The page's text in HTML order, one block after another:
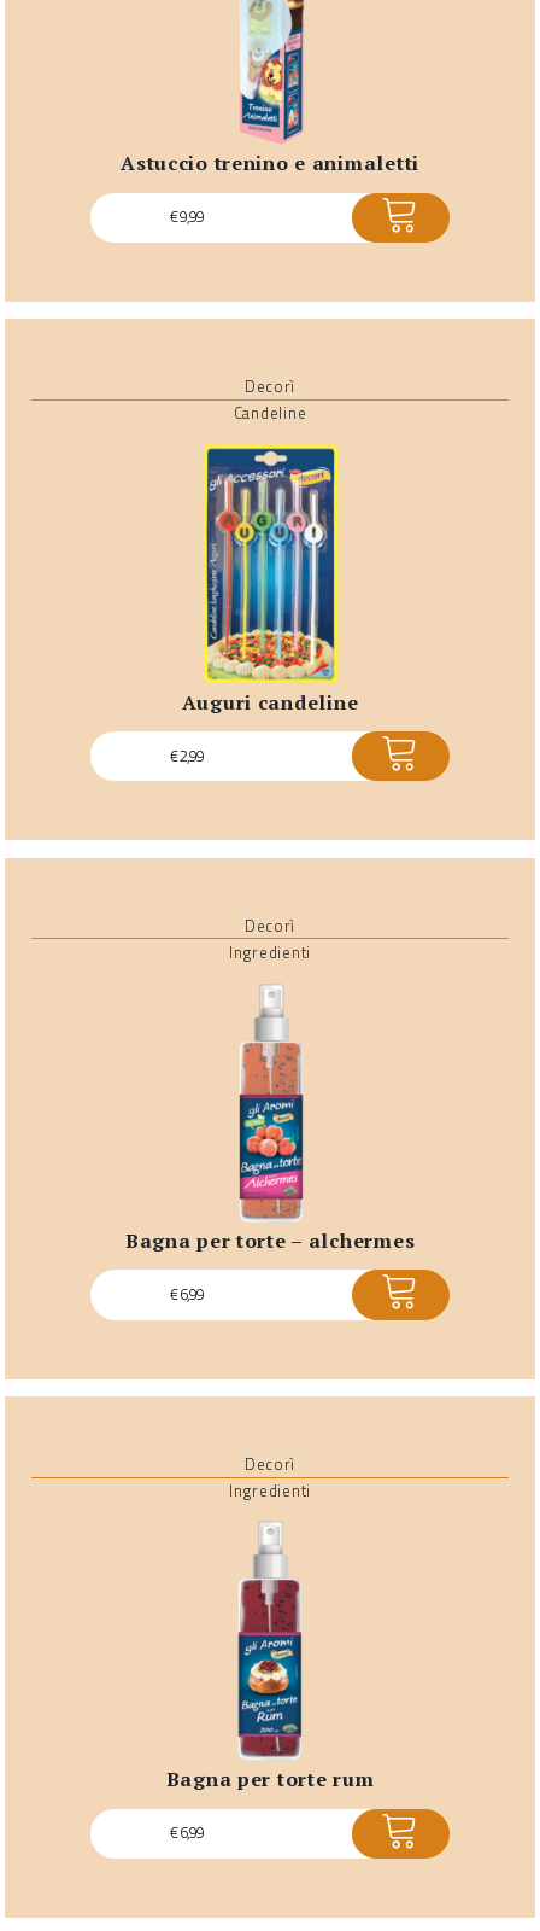
astuccio trenino e animaletti
€9,99 ACQUISTA
Decorì
Candeline
auguri candeline
€2,99 ACQUISTA
Decorì
Ingredienti
bagna per torte – alchermes
€6,99 ACQUISTA
Decorì
Ingredienti
bagna per torte rum
€6,99 ACQUISTA